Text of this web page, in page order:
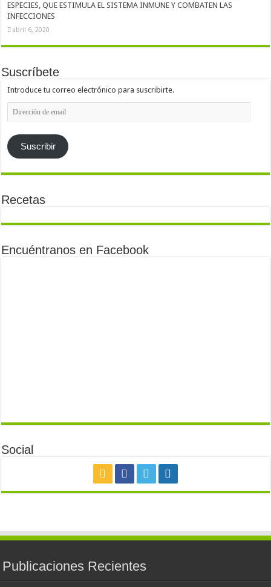
ESPECIES, QUE ESTIMULA EL SISTEMA INMUNE Y COMBATEN LAS
INFECCIONES
abril 6, 2020
Suscríbete
Introduce tu correo electrónico para suscribirte.
Dirección
de
Suscribir
Recetas
Encuéntranos en Facebook
Social
Publicaciones Recientes